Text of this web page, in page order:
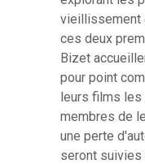
vieillissement
ces deux
Bizet
pour point
leurs films les
membres de
une perte
seront suivies